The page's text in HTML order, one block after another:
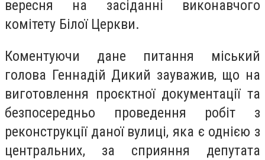
вересня на засіданні виконавчого
комітету Білої Церкви.
Коментуючи дане питання міський
голова Геннадій Дикий зауважив, що на
виготовлення проєктної документації та
безпосередньо проведення робіт з
реконструкції даної вулиці, яка є однією з
центральних, за сприяння депутата